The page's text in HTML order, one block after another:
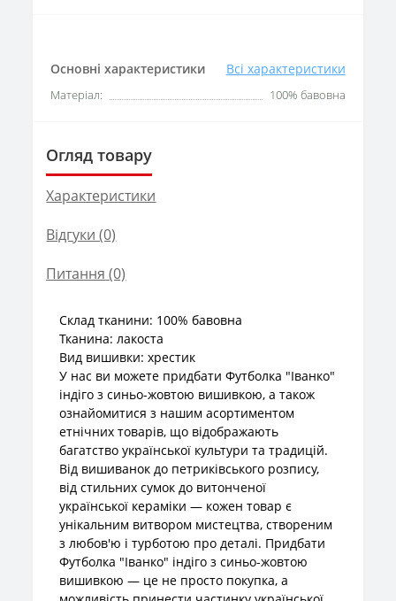
Основні характеристики Всі характеристики
Матеріал: 100% бавовна
Огляд товару
Характеристики
Відгуки (0)
Питання (0)
Склад тканини: 100% бавовна
Тканина: лакоста
Вид вишивки: хрестик
У нас ви можете придбати Футболка "Іванко"
індіго з синьо-жовтою вишивкою, а також
ознайомитися з нашим асортиментом
етнічних товарів, що відображають
багатство української культури та традицій.
Від вишиванок до петриківського розпису,
від стильних сумок до витонченої
української кераміки — кожен товар є
унікальним витвором мистецтва, створеним
з любов'ю і турботою про деталі. Придбати
Футболка "Іванко" індіго з синьо-жовтою
вишивкою — це не просто покупка, а